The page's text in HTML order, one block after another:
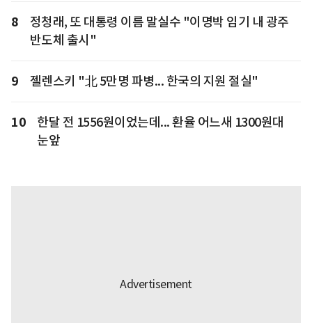
8
정청래, 또 대통령 이름 말실수 "이명박 임기 내 광주
반도체 출시"
9 젤렌스키 "北 5만명 파병... 한국의 지원 절실"
10
한달 전 1556원이었는데... 환율 어느새 1300원대
눈앞